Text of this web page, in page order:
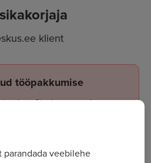
klient
tööpakkumise
on Sind ootamas!
parandada veebilehe